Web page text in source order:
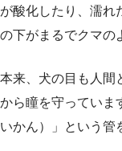
が酸化したり、濡れ
の下がまるでクマの
本来、犬の目も人間
から瞳を守っていま
いかん）」という管